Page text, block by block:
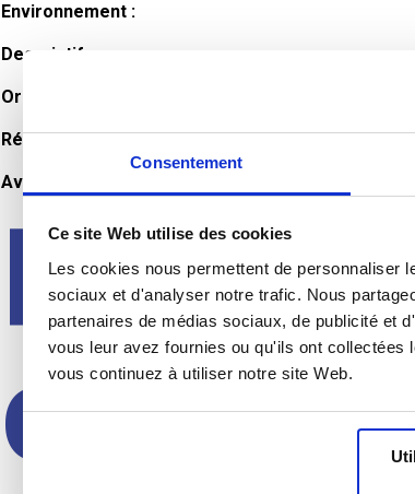
Consentement
Ce site Web utilise des cookies
Les cookies nous permettent de personnaliser
sociaux et d'analyser notre trafic. Nous
partenaires de médias sociaux, de publicité et
vous leur avez fournies ou qu'ils ont
vous continuez à utiliser notre site Web.
Environnement :
Descriptif :
Organisation et horaires :
Rémunération :
Avantages :
Profil